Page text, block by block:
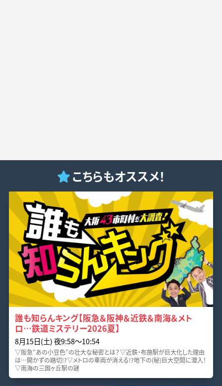
こちらもオススメ！
誰も知らんキング【阪急＆阪神＆近鉄＆南海＆メト
ロ…鉄道ミステリー2026夏】
8月15日(土) 夜9:58〜10:54
▽阪急“あの小豆色”の壮大な秘密とは？▽近鉄・布施駅が巨大化した理由
は…開かずの踏切!?▽メトロの車両が消える!?地下の(秘)巨大空間に潜入！
▽南海の三国ヶ丘駅の謎